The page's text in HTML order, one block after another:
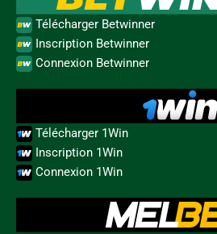
Télécharger Betwinner
Inscription Betwinner
Connexion Betwinner
Télécharger 1Win
Inscription 1Win
Connexion 1Win